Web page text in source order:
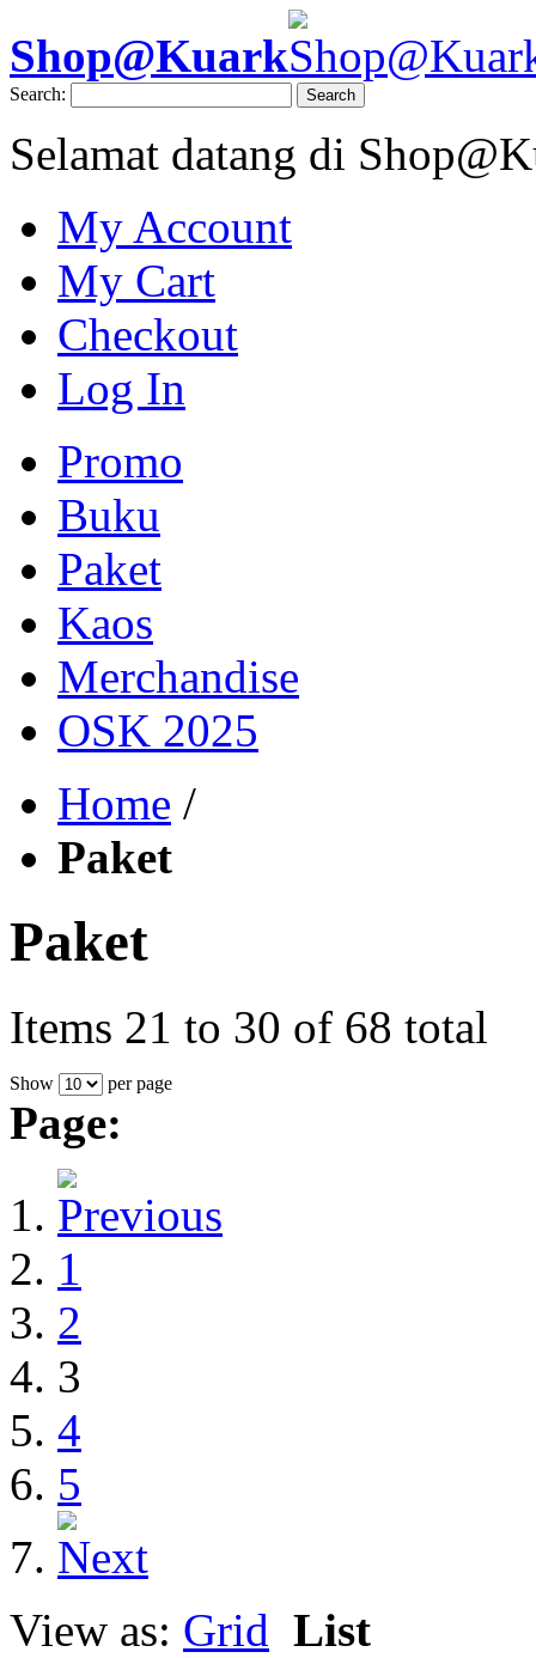
Shop@Kuark
Search: Search
Selamat datang di
My Account
My Cart
Checkout
Log In
Promo
Buku
Paket
Kaos
Merchandise
OSK 2025
Home /
Paket
Paket
Items 21 to 30 of 68 total
Show per page
Page:
1
2
3
4
5
View as: Grid List